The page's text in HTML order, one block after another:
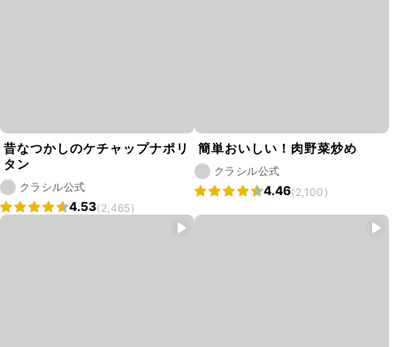
昔なつかしのケチャップナポリ
タン
クラシル公式
4.53(2,465)
簡単おいしい！肉野菜炒め
クラシル公式
4.46(2,100)